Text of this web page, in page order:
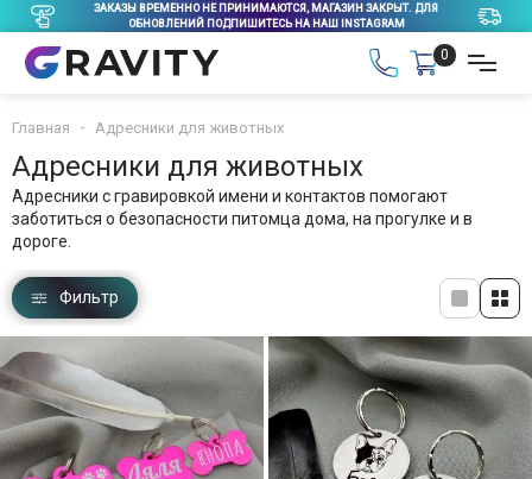
ЗАКАЗЫ ВРЕМЕННО НЕ ПРИНИМАЮТСЯ, МАГАЗИН ЗАКРЫТ. ДЛЯ
ОБНОВЛЕНИЙ ПОДПИШИТЕСЬ НА НАШ INSTAGRAM
0
Главная Адресники для животных
Адресники для животных
Адресники с гравировкой имени и контактов помогают
заботиться о безопасности питомца дома, на прогулке и в
дороге.
Фильтр